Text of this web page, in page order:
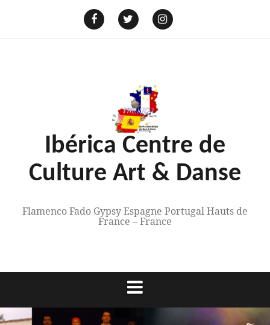
Ibérica Centre de
Culture Art & Danse
Flamenco Fado Gypsy Espagne Portugal Hauts de
France – France